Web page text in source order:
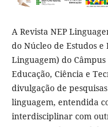
A Revista NEP
do Núcleo de Estudos e
Linguagem) do
Educação, Ciência e
divulgação de
linguagem, entendida
interdisciplinar com